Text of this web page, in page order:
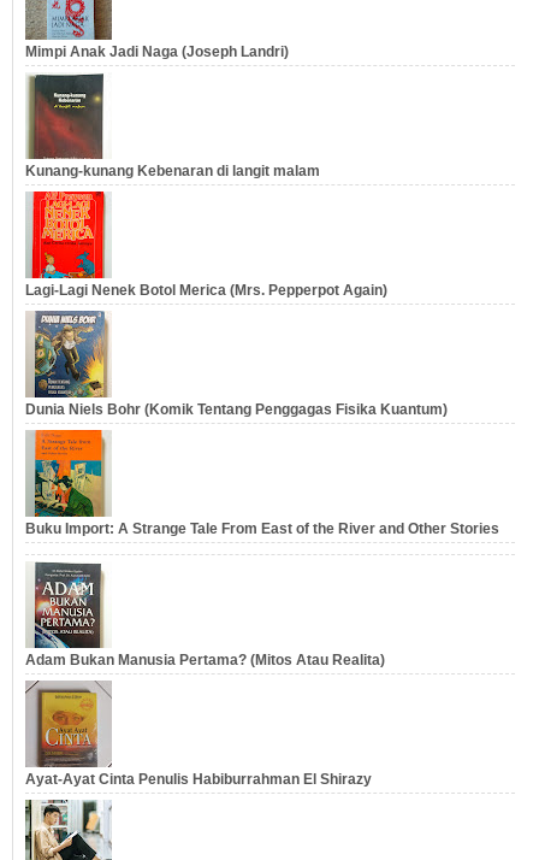
Mimpi Anak Jadi Naga (Joseph Landri)
Kunang-kunang Kebenaran di langit malam
Lagi-Lagi Nenek Botol Merica (Mrs. Pepperpot Again)
Dunia Niels Bohr (Komik Tentang Penggagas Fisika Kuantum)
Buku Import: A Strange Tale From East of the River and Other Stories
Adam Bukan Manusia Pertama? (Mitos Atau Realita)
Ayat-Ayat Cinta Penulis Habiburrahman El Shirazy